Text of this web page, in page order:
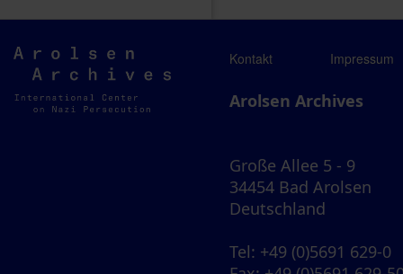
Arolsen
Archives
Kontakt Impressum
Arolsen Archives
Große Allee 5 - 9
34454 Bad Arolsen
Deutschland
Tel: +49 (0)5691 629-0